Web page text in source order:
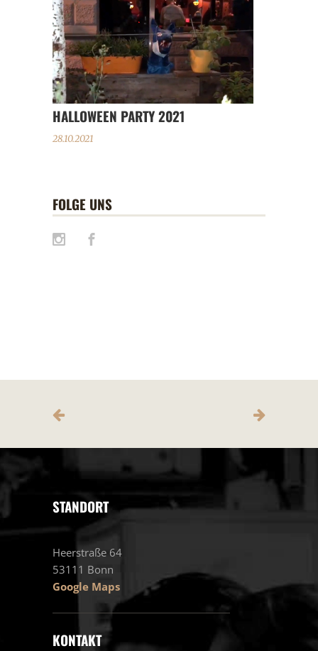
HALLOWEEN PARTY 2021
28.10.2021
FOLGE UNS
STANDORT
Heerstraße 64
53111 Bonn
Google Maps
KONTAKT